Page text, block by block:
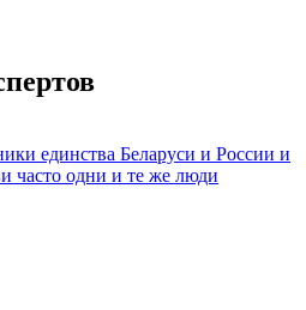
единства Беларуси и России и
часто одни и те же люди